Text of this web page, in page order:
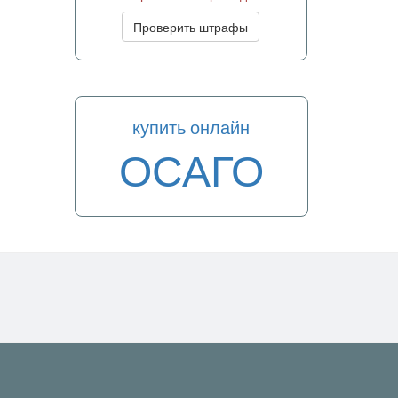
Проверить штрафы
купить онлайн
ОСАГО